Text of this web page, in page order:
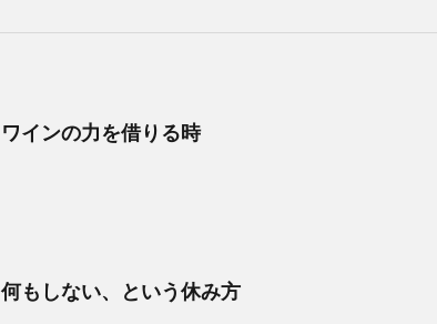
ワインの力を借りる時
何もしない、という休み方